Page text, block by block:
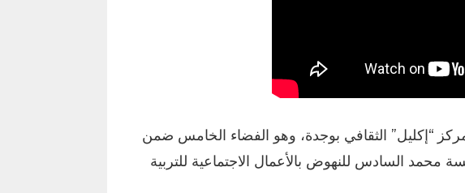
“إكليل” الثقافي بوجدة، وهو الفضاء الخامس ضمن
محمد السادس للنهوض بالأعمال الاجتماعية للتربية